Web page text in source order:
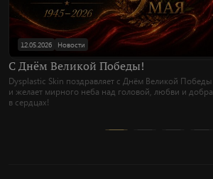
12.05.2026 Новости
С Днём Великой Победы!
Dysplastic Skin поздравляет с Днём Великой Победы
и желает мирного неба над головой, любви и добра
в сердцах!